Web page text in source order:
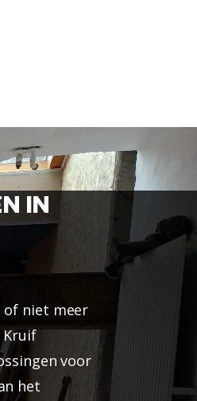
IN
of niet meer
Kruif
voor
het